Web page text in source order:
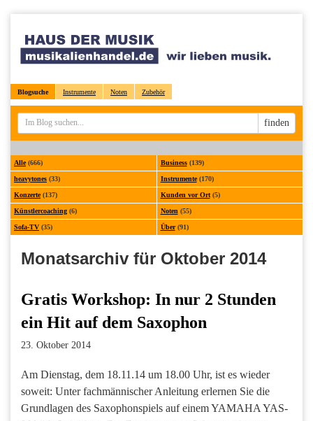
Blogsuche Instrumente Noten Zubehör
Sucheingabe
finden
Alle(666) Business(139)
heavytones (33) Instrumente(170)
Konzerte(137) Kunden vor Ort(5)
Künstlercoaching (6) Noten (55)
Sofa-TV (35) Über(91)
Monatsarchiv für Oktober 2014
Gratis Workshop: In nur 2 Stunden
ein Hit auf dem Saxophon
23. Oktober 2014
Am Dienstag, dem 18.11.14 um 18.00 Uhr, ist es wieder
soweit: Unter fachmännischer Anleitung erlernen Sie die
Grundlagen des Saxophonspiels auf einem YAMAHA YAS-